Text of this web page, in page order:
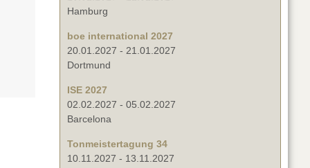
Hamburg
boe international 2027
20.01.2027 - 21.01.2027
Dortmund
ISE 2027
02.02.2027 - 05.02.2027
Barcelona
Tonmeistertagung 34
10.11.2027 - 13.11.2027